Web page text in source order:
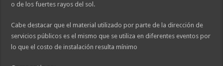
o de los fuertes rayos del sol.
Cabe destacar que el material utilizado por parte de la dirección de
servicios públicos es el mismo que se utiliza en diferentes eventos por
lo que el costo de instalación resulta mínimo